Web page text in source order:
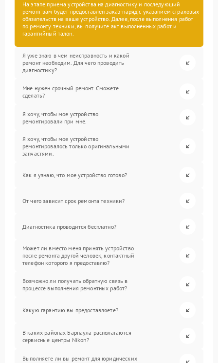
На этапе приема устройства на диагностику и последующий
ремонт вам будет предоставлен заказ-наряд с указанием страховых
обязательств на ваше устройство. Далее, после выполнения работ
по ремонту техники, вы получите акт выполненных работ и
гарантийный талон.
Я уже знаю в чем неисправность и какой
ремонт необходим. Для чего проводить
диагностику?
Мне нужен срочный ремонт. Сможете
сделать?
Я хочу, чтобы мое устройство
ремонтировали при мне.
Я хочу, чтобы мое устройство
ремонтировалось только оригинальными
запчастями.
Как я узнаю, что мое устройство готово?
От чего зависит срок ремонта техники?
Диагностика проводится бесплатно?
Может ли вместо меня принять устройство
после ремонта другой человек, контактный
телефон которого я предоставлю?
Возможно ли получать обратную связь в
процессе выполнения ремонтных работ?
Какую гарантию вы предоставляете?
В каких районах Барнаула располагаются
сервисные центры Nikon?
Выполняете ли вы ремонт для юридических